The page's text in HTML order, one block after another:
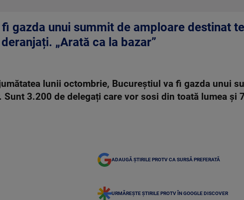
gazda unui summit de amploare destinat
„Arată ca la bazar”
lunii octombrie, Bucureștiul va fi gazda unui
3.200 de delegați care vor sosi din toată lumea și
ADAUGĂ ȘTIRILE PROTV CA SURSĂ PREFERATĂ
URMĂREȘTE ȘTIRILE PROTV ÎN GOOGLE DISCOVER